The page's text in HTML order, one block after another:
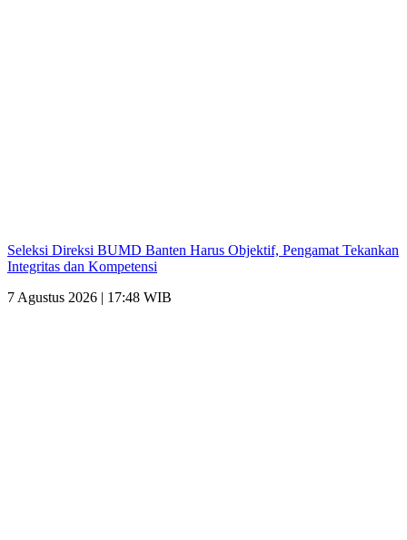
Seleksi Direksi BUMD Banten Harus Objektif, Pengamat Tekankan
Integritas dan Kompetensi
7 Agustus 2026 | 17:48 WIB